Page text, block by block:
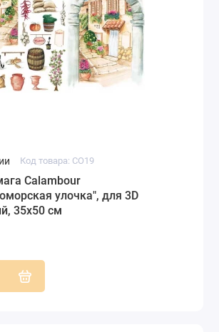
Код товара: CO19
Calambour
улочка", для 3D
35х50 см